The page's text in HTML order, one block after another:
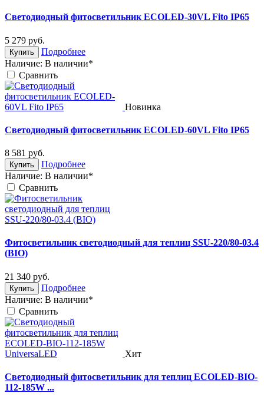
Светодиодный фитосветильник ECOLED-30VL Fito IP65
5 279 руб.
Купить
Подробнее
Наличие: В наличии*
Cравнить
Новинка
Светодиодный фитосветильник ECOLED-60VL Fito IP65
8 581 руб.
Купить
Подробнее
Наличие: В наличии*
Cравнить
Фитосветильник светодиодный для теплиц SSU-220/80-03.4
(BIO)
21 340 руб.
Купить
Подробнее
Наличие: В наличии*
Cравнить
Хит
Светодиодный фитосветильник для теплиц ECOLED-BIO-
112-185W ...